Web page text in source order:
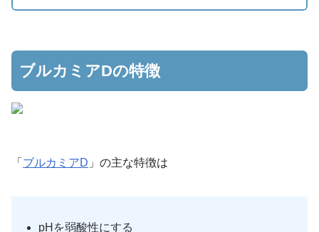
ブルカミアDの特徴
「 ブルカミアD 」の主な特徴は
pHを弱酸性にする